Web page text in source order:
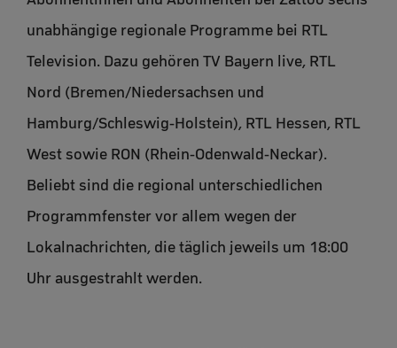
unabhängige regionale Programme bei RTL
Television. Dazu gehören TV Bayern live, RTL
Nord (Bremen/Niedersachsen und
Hamburg/Schleswig-Holstein), RTL Hessen, RTL
West sowie RON (Rhein-Odenwald-Neckar).
Beliebt sind die regional unterschiedlichen
Programmfenster vor allem wegen der
Lokalnachrichten, die täglich jeweils um 18:00
Uhr ausgestrahlt werden.